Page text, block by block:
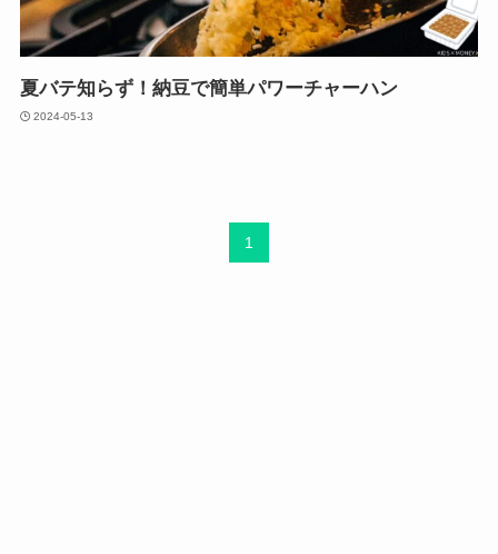
夏バテ知らず！納豆で簡単パワーチャーハン
2024-05-13
1